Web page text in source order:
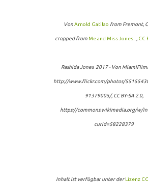
VonArnold Gatilao from Fremont,
cropped from Me and Miss Jones... , CC
Rashida Jones 2017 - Von
http://www.flickr.com/photos/
91379005/, CC BY-SA 2.0,
https://commons.wikimedia.org/w/
curid=58228379
Inhalt ist verfügbar unter derLizenz CC